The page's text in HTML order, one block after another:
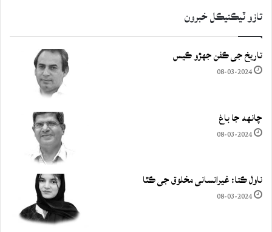
تازو ٽيڪنيڪل خبرون
تاريخ جي ڪفن جھڙو ڪيس
08-03-2024
چانهه جا باغ
08-03-2024
ناول ڪتا: غيرانساني مخلوق جي ڪٿا
08-03-2024